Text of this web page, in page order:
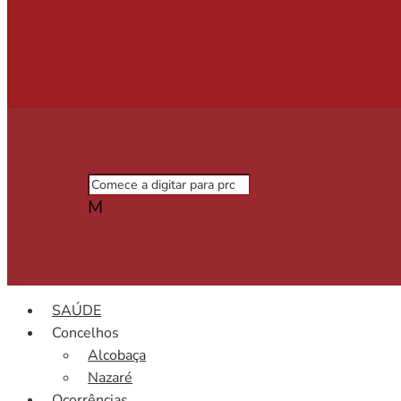
M
SAÚDE
Concelhos
Alcobaça
Nazaré